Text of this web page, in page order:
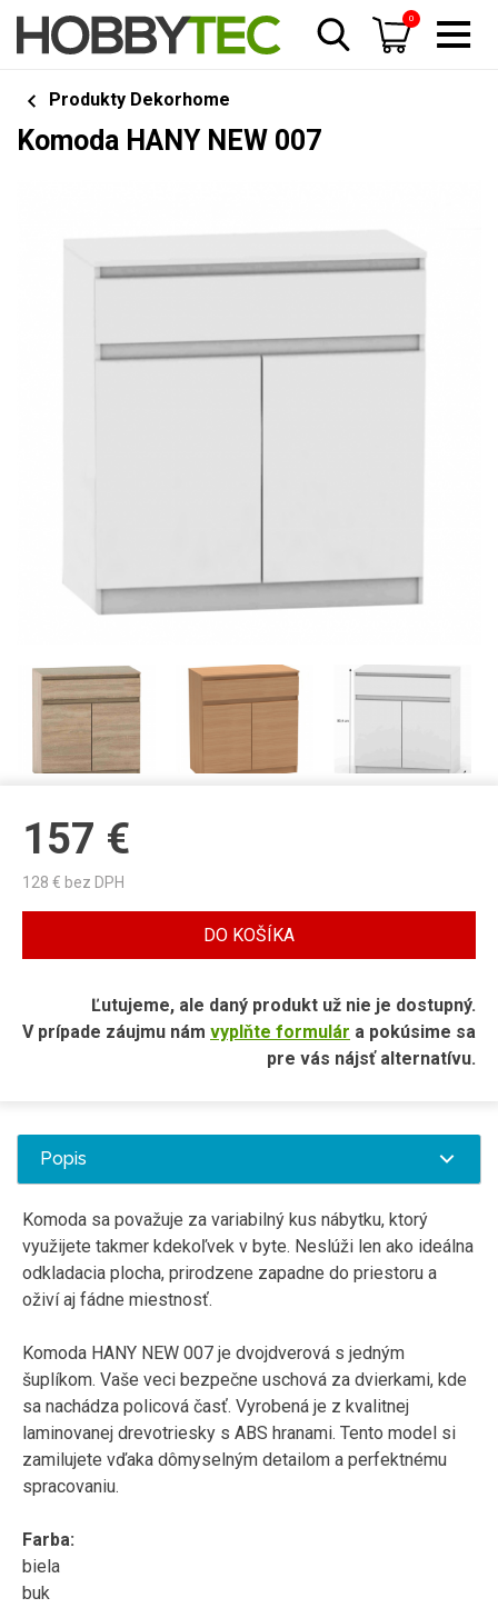
0
Produkty Dekorhome
Komoda HANY NEW 007
157 €
128 € bez DPH
DO KOŠÍKA
Ľutujeme, ale daný produkt už nie je dostupný.
V prípade záujmu nám vyplňte formulár a pokúsime sa
pre vás nájsť alternatívu.
Popis
Komoda sa považuje za variabilný kus nábytku, ktorý
využijete takmer kdekoľvek v byte. Neslúži len ako ideálna
odkladacia plocha, prirodzene zapadne do priestoru a
oživí aj fádne miestnosť.
Komoda HANY NEW 007 je dvojdverová s jedným
šuplíkom. Vaše veci bezpečne uschová za dvierkami, kde
sa nachádza policová časť. Vyrobená je z kvalitnej
laminovanej drevotriesky s ABS hranami. Tento model si
zamilujete vďaka dômyselným detailom a perfektnému
spracovaniu.
Farba:
biela
buk